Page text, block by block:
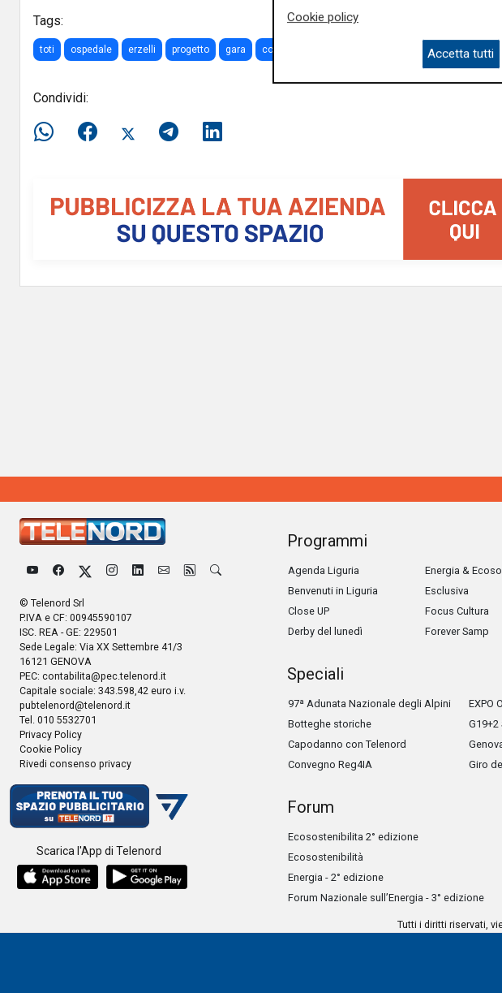
Tags:
toti ospedale erzelli progetto gara costruzione
Condividi:
© Telenord Srl
P.IVA e CF: 00945590107
ISC. REA - GE: 229501
Sede Legale: Via XX Settembre 41/3
16121 GENOVA
PEC: contabilita@pec.telenord.it
Capitale sociale: 343.598,42 euro i.v.
pubtelenord@telenord.it
Tel. 010 5532701
Privacy Policy
Cookie Policy
Rivedi consenso privacy
Scarica l'App di Telenord
Programmi
Agenda Liguria
Benvenuti in Liguria
Close UP
Derby del lunedì
Energia &
Esclusiva
Focus Cultura
Forever Samp
Speciali
97ª Adunata Nazionale degli Alpini
Botteghe storiche
Capodanno con Telenord
Convegno Reg4IA
EXPO
G19+2
Giro
Forum
Ecosostenibilita 2° edizione
Ecosostenibilità
Energia - 2° edizione
Forum Nazionale sull’Energia - 3° edizione
Tutti i diritti riservati,
Cookie policy
Accetta tutti